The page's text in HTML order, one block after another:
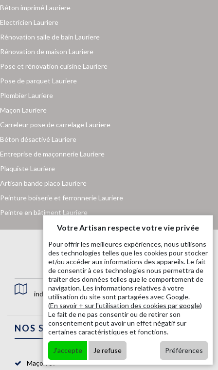
Béton imprimé Lauriere
Electricien Lauriere
Rénovation salle de bain Lauriere
Rénovation de maison Lauriere
Pose et rénovation cuisine Lauriere
Pose de parquet Lauriere
Plombier Lauriere
Maçon Lauriere
Carreleur pose de carrelage Lauriere
Béton désactivé Lauriere
Entreprise de maçonnerie Lauriere
Plaquiste Lauriere
Artisan bande placo Lauriere
Peinture boiserie et ferronnerie Lauriere
Peintre en bâtiment Lauriere
indisponible
NOS SERVICES
Maçon 87
Votre Artisan respecte votre vie privée
Pour offrir les meilleures expériences, nous utilisons
des technologies telles que les cookies pour stocker
et/ou accéder aux informations des appareils. Le fait
de consentir à ces technologies nous permettra de
traiter des données telles que le comportement de
navigation. Les informations relatives à votre
utilisation du site sont partagées avec Google.
(En savoir + sur l'utilisation des cookies par google)
Le fait de ne pas consentir ou de retirer son
consentement peut avoir un effet négatif sur
certaines caractéristiques et fonctions.
J'accepte Je refuse Préférences